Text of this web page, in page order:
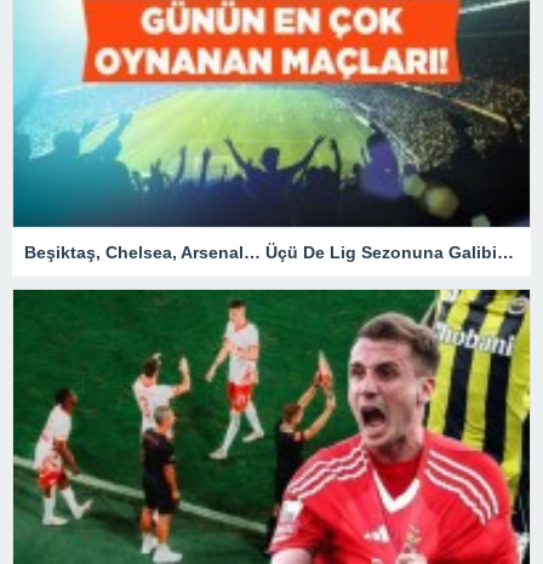
Beşiktaş, Chelsea, Arsenal… Üçü De Lig Sezonuna Galibiyetle Başlar! İşte Misli’de Günün En Çok Oynanan Maçları